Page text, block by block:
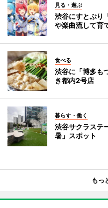
見る・遊ぶ
渋谷にすとぷり
や楽曲流して育
食べる
渋谷に「博多も
き都内2号店
暮らす・働く
渋谷サクラステ
暑」スポット
もっ